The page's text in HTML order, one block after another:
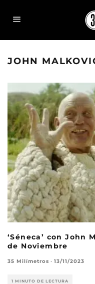
JOHN
‘Séneca’ con John
de Noviembre
35 Milímetros · 13/11/2023
1 MINUTO DE LECTURA